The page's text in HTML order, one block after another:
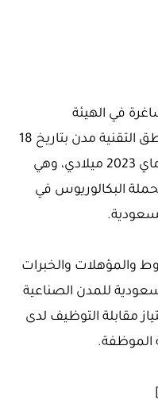
في الهيئة
السعودية للمدن الصناعية ومناطق التقنية مدن بتاريخ 18
شوال 1444 هجري الموافق 08 ماي 2023 ميلادي، وهي
البكالوريوس في
والمؤهلات والخبرات
للمدن الصناعية
مقابلة التوظيف لدى
الموظفة.